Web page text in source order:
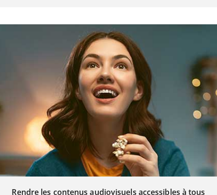
Rendre les contenus audiovisuels accessibles à tous